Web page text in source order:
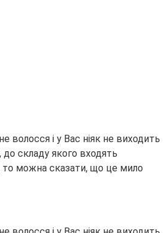
волосся і у Вас ніяк не виходить
складу якого входять
то можна сказати, що це мило